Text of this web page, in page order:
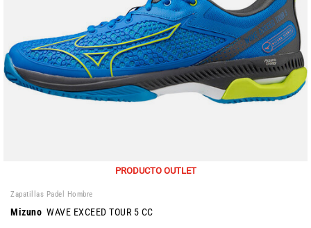
PRODUCTO OUTLET
Zapatillas Padel Hombre
Mizuno WAVE EXCEED TOUR 5 CC